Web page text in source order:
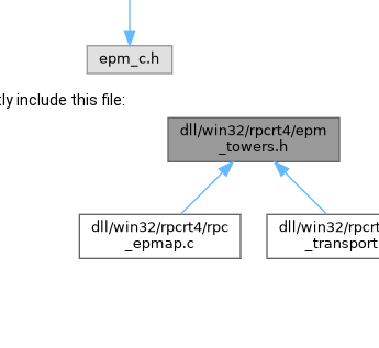
include this file: